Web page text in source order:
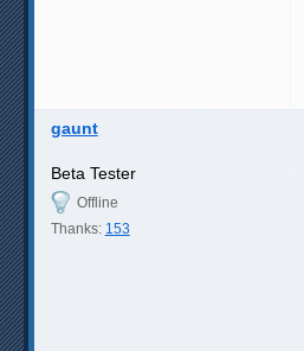
gaunt
Beta Tester
Offline
Thanks: 153